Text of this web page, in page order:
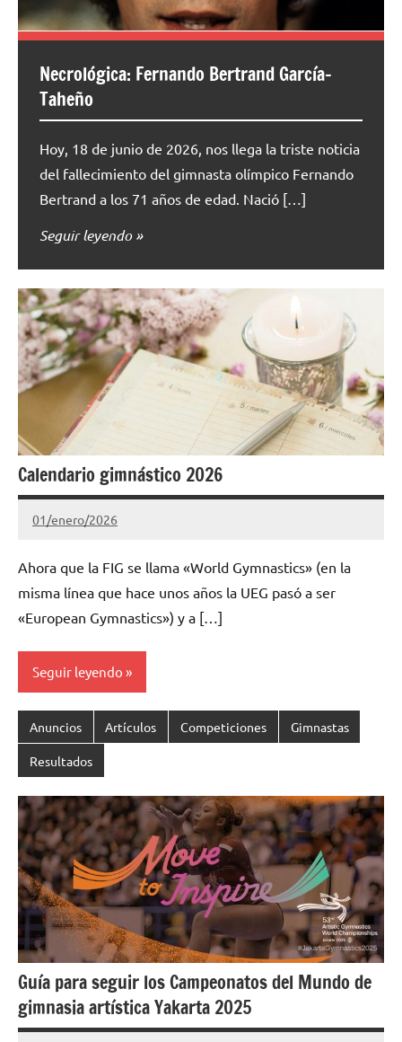
Necrológica: Fernando Bertrand García-
Taheño
Hoy, 18 de junio de 2026, nos llega la triste noticia
del fallecimiento del gimnasta olímpico Fernando
Bertrand a los 71 años de edad. Nació […]
Seguir leyendo
Calendario gimnástico 2026
01/enero/2026
Gimnastas.net
No
comentarios
Ahora que la FIG se llama «World Gymnastics» (en la
misma línea que hace unos años la UEG pasó a ser
«European Gymnastics») y a […]
Seguir leyendo
Anuncios Artículos Competiciones Gimnastas
Resultados
Guía para seguir los Campeonatos del Mundo de
gimnasia artística Yakarta 2025